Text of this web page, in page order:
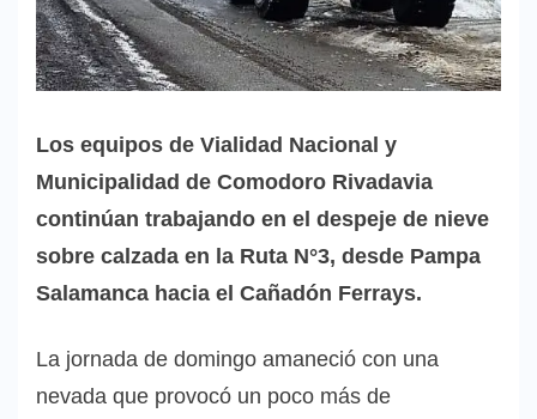
Los equipos de Vialidad Nacional y
Municipalidad de Comodoro Rivadavia
continúan trabajando en el despeje de nieve
sobre calzada en la Ruta N°3, desde Pampa
Salamanca hacia el Cañadón Ferrays.
La jornada de domingo amaneció con una
nevada que provocó un poco más de